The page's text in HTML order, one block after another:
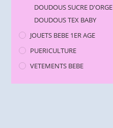
DOUDOUS SUCRE D'ORGE
DOUDOUS TEX BABY
JOUETS BEBE 1ER AGE
PUERICULTURE
VETEMENTS BEBE